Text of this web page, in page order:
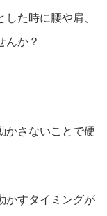
た時に腰や肩、
んか？
かさないことで硬
かすタイミングが